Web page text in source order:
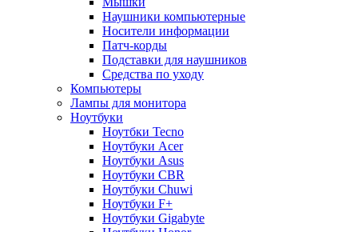
Наушники компьютерные
Носители информации
Патч-корды
Подставки для наушников
Средства по уходу
Компьютеры
Лампы для монитора
Ноутбуки
Ноутбки Tecno
Ноутбуки Acer
Ноутбуки Asus
Ноутбуки CBR
Ноутбуки Chuwi
Ноутбуки F+
Ноутбуки Gigabyte